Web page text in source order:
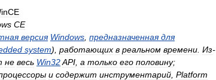
CE
версия Windows предназначенная для
system), работающих в реальном времени Из-
не весь Win32API а только его половину;
и содержит инструментарий Platform